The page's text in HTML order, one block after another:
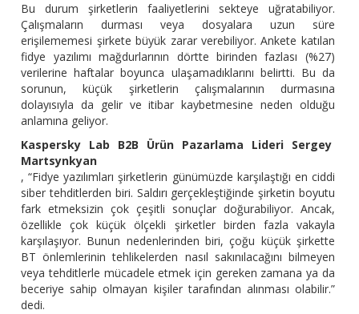
Bu durum şirketlerin faaliyetlerini sekteye uğratabiliyor.
Çalışmaların durması veya dosyalara uzun süre
erişilememesi şirkete büyük zarar verebiliyor. Ankete katılan
fidye yazılımı mağdurlarının dörtte birinden fazlası (%27)
verilerine haftalar boyunca ulaşamadıklarını belirtti. Bu da
sorunun, küçük şirketlerin çalışmalarının durmasına
dolayısıyla da gelir ve itibar kaybetmesine neden olduğu
anlamına geliyor.
Kaspersky Lab B2B Ürün Pazarlama Lideri Sergey
Martsynkyan
, “Fidye yazılımları şirketlerin günümüzde karşılaştığı en ciddi
siber tehditlerden biri. Saldırı gerçekleştiğinde şirketin boyutu
fark etmeksizin çok çeşitli sonuçlar doğurabiliyor. Ancak,
özellikle çok küçük ölçekli şirketler birden fazla vakayla
karşılaşıyor. Bunun nedenlerinden biri, çoğu küçük şirkette
BT önlemlerinin tehlikelerden nasıl sakınılacağını bilmeyen
veya tehditlerle mücadele etmek için gereken zamana ya da
beceriye sahip olmayan kişiler tarafından alınması olabilir.”
dedi.